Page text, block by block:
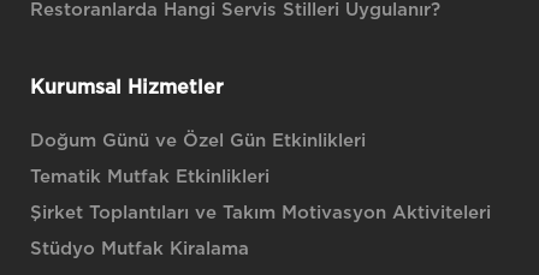
Restoranlarda Hangi Servis Stilleri Uygulanır?
Kurumsal Hizmetler
Doğum Günü ve Özel Gün Etkinlikleri
Tematik Mutfak Etkinlikleri
Şirket Toplantıları ve Takım Motivasyon Aktiviteleri
Stüdyo Mutfak Kiralama